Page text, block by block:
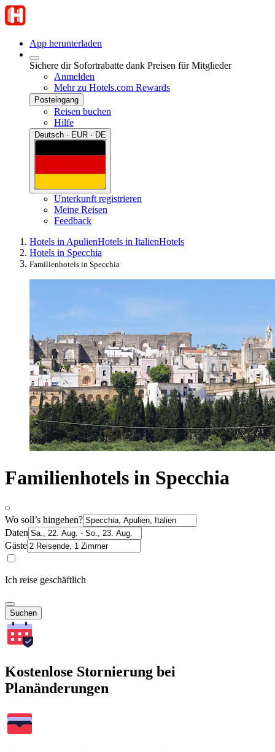
App herunterladen
Sichere dir Sofortrabatte dank Preisen für Mitglieder
Anmelden
Mehr zu Hotels.com Rewards
Posteingang
Reisen buchen
Hilfe
Deutsch · EUR · DE
Unterkunft registrieren
Meine Reisen
Feedback
Hotels in ApulienHotels in ItalienHotels
Hotels in Specchia
Familienhotels in Specchia
Familienhotels in Specchia
Wo soll’s hingehen?
Daten
Gäste
Ich reise geschäftlich
Suchen
Kostenlose Stornierung bei
Planänderungen